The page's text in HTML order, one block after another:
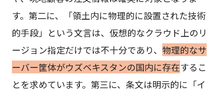
す。第二に、「領土内に物理的に設置された技術
的手段」という文言は、仮想的なクラウド上のリ
ージョン指定だけでは不十分であり、 物理的なサ
ーバー筐体がウズベキスタンの国内に存在するこ
とを求めています。第三に、条文は明示的に「イ